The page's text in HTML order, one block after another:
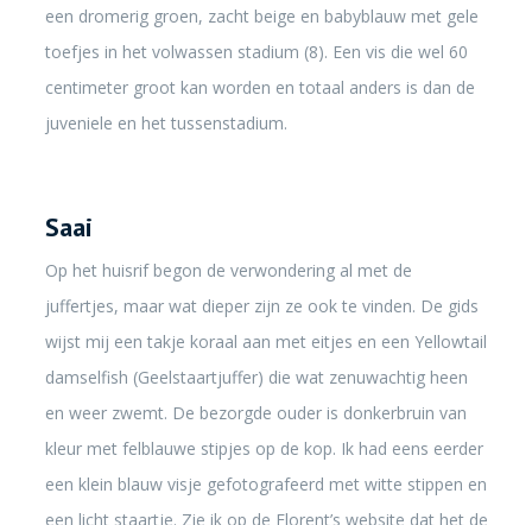
een dromerig groen, zacht beige en babyblauw met gele
toefjes in het volwassen stadium (8). Een vis die wel 60
centimeter groot kan worden en totaal anders is dan de
juveniele en het tussenstadium.
Saai
Op het huisrif begon de verwondering al met de
juffertjes, maar wat dieper zijn ze ook te vinden. De gids
wijst mij een takje koraal aan met eitjes en een Yellowtail
damselfish (Geelstaartjuffer) die wat zenuwachtig heen
en weer zwemt. De bezorgde ouder is donkerbruin van
kleur met felblauwe stipjes op de kop. Ik had eens eerder
een klein blauw visje gefotografeerd met witte stippen en
een licht staartje. Zie ik op de Florent’s website dat het de